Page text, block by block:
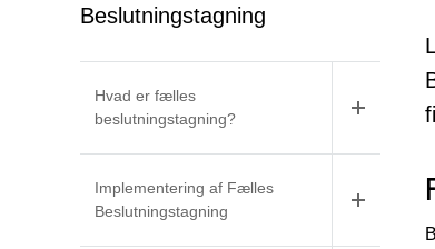
Beslutningstagning
Hvad er fælles
beslutningstagning?
Implementering af Fælles
Beslutningstagning